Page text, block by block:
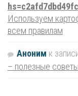
Используем
всем правилам
Аноним к
– полезные